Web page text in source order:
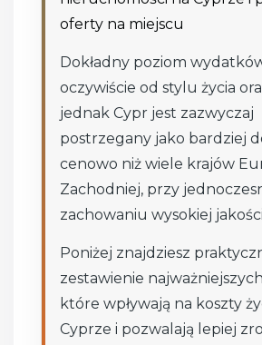
oferty na miejscu
Dokładny poziom
oczywiście od stylu życia
jednak Cypr jest zazwyczaj
postrzegany jako bardziej
cenowo niż wiele krajów
Zachodniej, przy
zachowaniu wysokiej
Poniżej znajdziesz
zestawienie
które wpływają na koszty
Cyprze i pozwalają lepiej